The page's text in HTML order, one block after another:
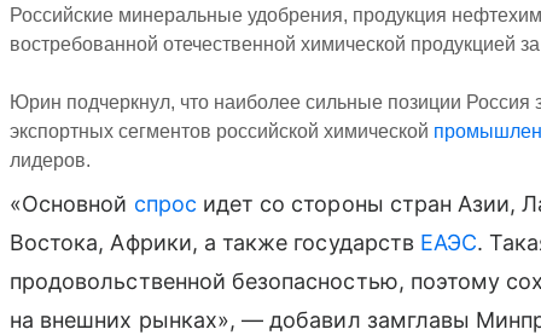
Российские минеральные удобрения, продукция
востребованной отечественной химической
Юрин подчеркнул, что наиболее сильные позиции
экспортных сегментов российской химической
лидеров.
«Основной спрос идет со стороны стран Азии,
Востока, Африки, а также государств ЕАЭС.
продовольственной безопасностью, поэтому
на внешних рынках», — добавил замглавы